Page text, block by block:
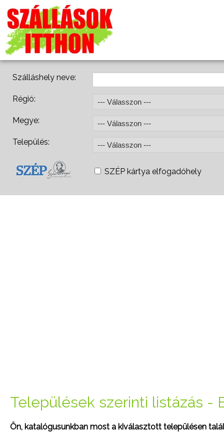
Szálláshely neve:
Régió:
Megye:
Település:
SZÉP kártya elfogadóhely
Települések szerinti listázás -
Ön, katalógusunkban most a kiválasztott településen